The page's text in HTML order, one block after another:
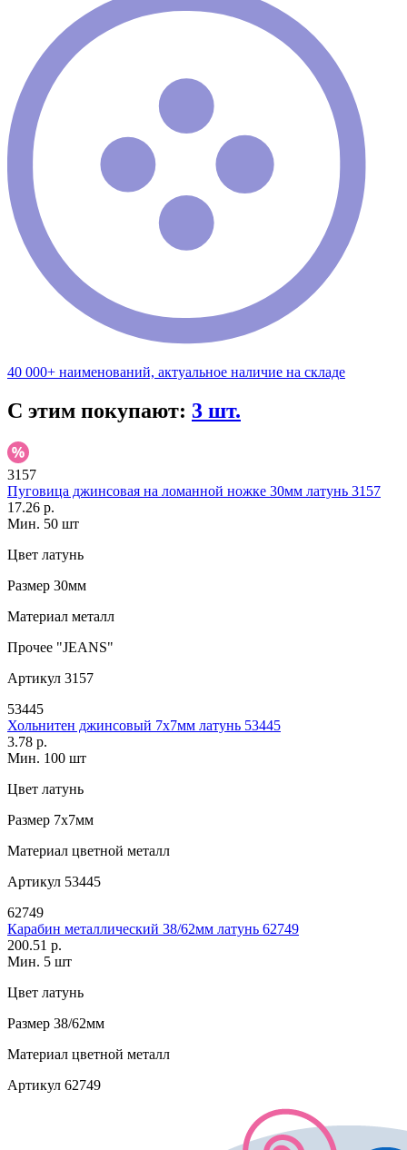
40 000+ наименований, актуальное наличие на складе
С этим покупают: 3 шт.
3157
Пуговица джинсовая на ломанной ножке 30мм латунь 3157
17.26 р.
Мин. 50 шт
Цвет латунь
Размер 30мм
Материал металл
Прочее "JEANS"
Артикул 3157
53445
Хольнитен джинсовый 7х7мм латунь 53445
3.78 р.
Мин. 100 шт
Цвет латунь
Размер 7х7мм
Материал цветной металл
Артикул 53445
62749
Карабин металлический 38/62мм латунь 62749
200.51 р.
Мин. 5 шт
Цвет латунь
Размер 38/62мм
Материал цветной металл
Артикул 62749